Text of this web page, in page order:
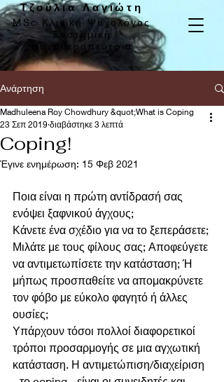
Τζούλια Λαγιώτη
MSc Κλινική Ψυχολόγος
Συστημική
ψυχοθεραπεύτρια
Ανάρτηση
Coping!
Madhuleena Roy Chowdhury &quot;What is Coping
23 Σεπ 2019 διαβάστηκε 3 λεπτά
Έγινε ενημέρωση: 15 Φεβ 2021
Ποια είναι η πρώτη αντίδρασή σας
ενόψει ξαφνικού άγχους;
Κάνετε ένα σχέδιο για να το ξεπεράσετε;
Μιλάτε με τους φίλους σας; Αποφεύγετε
να αντιμετωπίσετε την κατάσταση; Ή
μήπως προσπαθείτε να απομακρύνετε
τον φόβο με εύκολο φαγητό ή άλλες
ουσίες;
Υπάρχουν τόσοι πολλοί διαφορετικοί
τρόποι προσαρμογής σε μια αγχωτική
κατάσταση. Η αντιμετώπιση/διαχείριση